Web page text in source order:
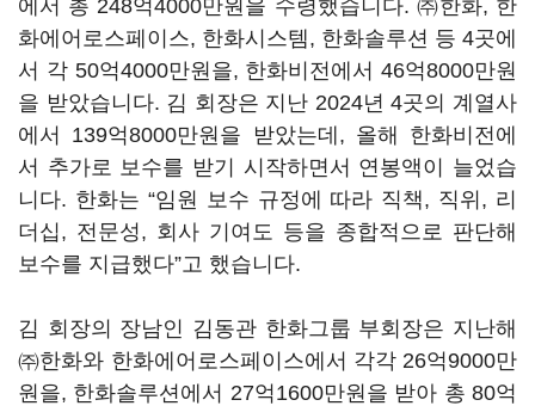
에서 총 248억4000만원을 수령했습니다. ㈜한화, 한
화에어로스페이스, 한화시스템, 한화솔루션 등 4곳에
서 각 50억4000만원을, 한화비전에서 46억8000만원
을 받았습니다. 김 회장은 지난 2024년4곳의 계열사
에서 139억8000만원을 받았는데 , 올해 한화비전에
서 추가로 보수를 받기 시작하면서 연봉액이 늘었습
니다. 한화는 “임원 보수 규정에 따라 직책, 직위 , 리
더십 , 전문성, 회사 기여도 등을 종합적으로 판단해
보수를 지급했다”고 했습니다.
김 회장의 장남인 김동관 한화그룹 부회장은 지난해
㈜한화와 한화에어로스페이스에서 각각 26억9000만
원을, 한화솔루션에서 27억1600만원을 받아 총80억